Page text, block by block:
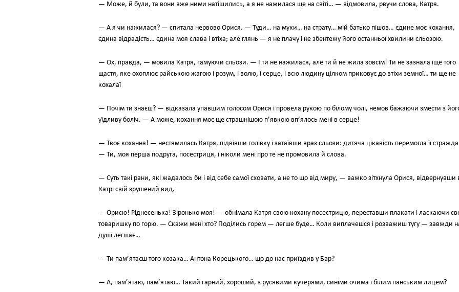
— Може, й були, та вони вже ними натішились, а я не нажилася ще на світі… — відмовила, рвучи слова, Катря.
— А я чи нажилася? — спитала нервово Орися. — Туди… на муки… на страту… мій батько пішов… єдине моє кохання,
єдина відрадість… єдина моя слава і втіха; але глянь — я не плачу і не збентежу його останньої хвилини сльозою.
— Ох, правда, — мовила Катря, гамуючи сльози. — І ти не нажилася, але ти й не жила зовсім! Ти не зазнала іще того
щастя, яке охоплює райською жагою і розум, і волю, і серце, і всю людину цілком приковує до втіхи земної… ти ще не
кохалаї
— Почім ти знаєш? — відказала упавшим голосом Орися і провела рукою по білому чолі, немов бажаючи змести з
уїдливу боліч. — А може, кохання моє ще страшнішою п’явкою вп’ялось мені в серце!
— Твоє кохання! — нестямилась Катря, підвівши голівку і затаївши враз сльози: дитяча цікавість перемогла її
— Ти, моя перша подруга, посестриця, і ніколи мені про те не промовила й слова.
— Суть такі рани, які жадалось би і від себе самої сховати, а не то що від миру, — важко зітхнула Орися, відвернувши
Катрі свій зрушений вид.
— Орисю! Ріднесенька! Зіронько моя! — обнімала Катря свою кохану посестрицю, переставши плакати і ласкаючи
товаришку по горю. — Скажи мені хто? Поділись горем — легше буде… Коли виплачешся і розважиш тугу — завжди
душі легшає…
— Ти пам’ятаєш того козака… Антона Корецького… що до нас приїздив у Бар?
— А, пам’ятаю, пам’ятаю… Такий гарний, хороший, з русявими кучерями, синіми очима і білим панським лицем?